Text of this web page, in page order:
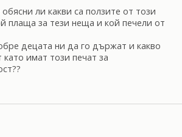
ли какви са ползите от този
плаща за тези неща и кой печели от
децата ни да го държат и какво
като имат този печат за